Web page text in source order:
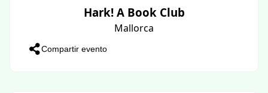
Hark! A Book Club
Mallorca
Compartir evento